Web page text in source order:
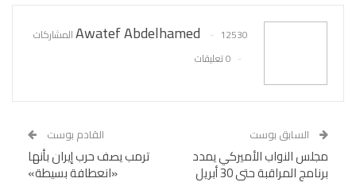
Awatef Abdelhamed
12530 المشاركات
0 تعليقات
السابق بوست
مجلس النواب الأميركي يمدد
برنامج المراقبة حتى 30 أبريل
القادم بوست
ترمب يصف حرب إيران بأنها
«انعطافة بسيطة»